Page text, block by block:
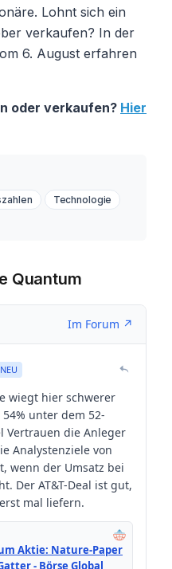
Lohnt sich ein
verkaufen? In der
6. August erfahren
oder verkaufen? Hier
Technologie
Quantum